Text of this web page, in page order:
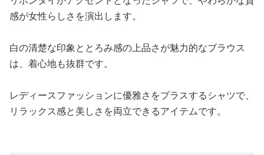
感が女性らしさを演出します。
白の清楚な印象ととろみ感の上品さが魅力的なブラウス
は、着心地も抜群です。
レディースファッションに優雅さをプラスするシャツで、
リラックス感と美しさを両立できるアイテムです。